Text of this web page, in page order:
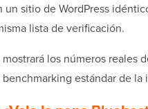
un sitio de WordPress
lista de verificación.
los números reales
estándar de la